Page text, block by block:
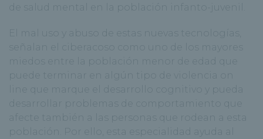
de salud mental en la población infanto-juvenil.
El mal uso y abuso de estas nuevas tecnologías,
señalan el ciberacoso como uno de los mayores
miedos entre la población menor de edad que
puede terminar en algún tipo de violencia on
line que marque el desarrollo cognitivo y pueda
desarrollar problemas de comportamiento que
afecte también a las personas que rodean a esta
población. Por ello, esta especialidad ayuda al